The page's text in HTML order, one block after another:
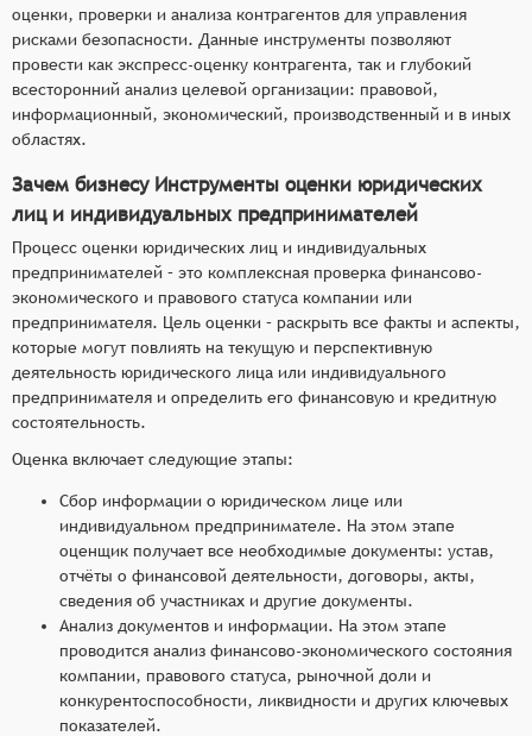
оценки, проверки и анализа контрагентов для управления
рисками безопасности. Данные инструменты позволяют
провести как экспресс-оценку контрагента, так и глубокий
всесторонний анализ целевой организации: правовой,
информационный, экономический, производственный и в иных
областях.
Зачем бизнесу Инструменты оценки юридических
лиц и индивидуальных предпринимателей
Процесс оценки юридических лиц и индивидуальных
предпринимателей – это комплексная проверка финансово-
экономического и правового статуса компании или
предпринимателя. Цель оценки – раскрыть все факты и аспекты,
которые могут повлиять на текущую и перспективную
деятельность юридического лица или индивидуального
предпринимателя и определить его финансовую и кредитную
состоятельность.
Оценка включает следующие этапы:
Сбор информации о юридическом лице или
индивидуальном предпринимателе. На этом этапе
оценщик получает все необходимые документы: устав,
отчёты о финансовой деятельности, договоры, акты,
сведения об участниках и другие документы.
Анализ документов и информации. На этом этапе
проводится анализ финансово-экономического состояния
компании, правового статуса, рыночной доли и
конкурентоспособности, ликвидности и других ключевых
показателей.